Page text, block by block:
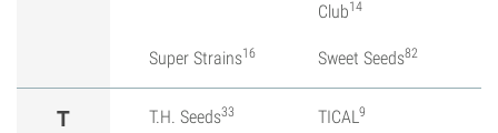
Club14
Super Strains16 Sweet Seeds82
T T.H. Seeds33 TICAL9